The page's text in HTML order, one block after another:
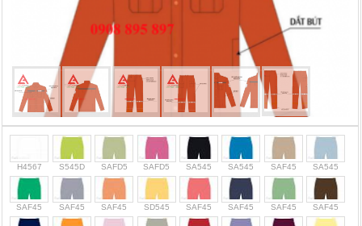
H4567 S545D SAFD5 SAFD5 SA545 SA545 SAF45 SA545
SAF45 SAF45 SAF45 SD545 SAF45 SAF45 SAF45 SAF45
Cọc giao thông, rào chắn công trình
Bình chữa cháy, cứu hỏa
Chính sách bảo mật thông tin